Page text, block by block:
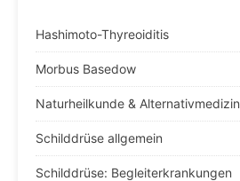
Hashimoto-Thyreoiditis
Morbus Basedow
Naturheilkunde & Alternativmedizin
Schilddrüse allgemein
Schilddrüse: Begleiterkrankungen